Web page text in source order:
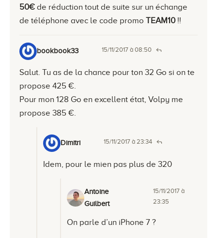
50€ de réduction tout de suite sur un échange
de téléphone avec le code promo TEAM10!!
bookbook33 15/11/2017 à 08:50
Salut. Tu as de la chance pour ton 32 Go si on te
propose 425 €.
Pour mon 128 Go en excellent état, Volpy me
propose 385 €.
Dimitri 15/11/2017 à 23:34
Idem, pour le mien pas plus de 320
Antoine
Guilbert
15/11/2017 à
23:35
On parle d’un iPhone 7 ?